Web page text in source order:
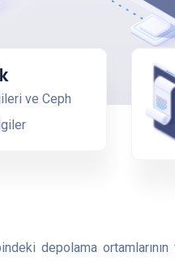
ve Ceph
depolama ortamlarının